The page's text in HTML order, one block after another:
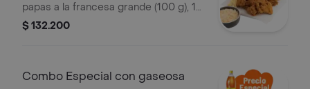
papas a la francesa grande (100 g), 1
porción de yuca stick (10 und),
$ 132.200
Combo Especial con gaseosa